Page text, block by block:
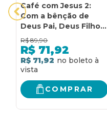
Café com Jesus 2:
Com a bênção de
Deus Pai, Deus Filho e
Deus Espírito Santo
R$ 89,90
R$ 71,92
R$ 71,92
COMPRAR